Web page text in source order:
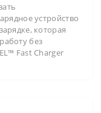
устройство
которая
без
Fast Charger